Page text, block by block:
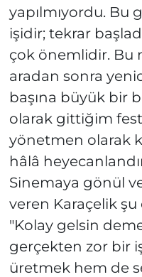
yapılmıyordu. Bu
işidir; tekrar
çok önemlidir. Bu
aradan sonra
başına büyük bir
olarak gittiğim
yönetmen olarak
hâlâ
Sinemaya gönül
veren Karaçelik
"Kolay gelsin
gerçekten zor bir
üretmek hem de